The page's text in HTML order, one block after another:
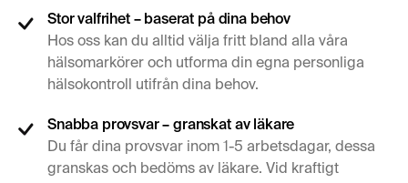
Stor valfrihet – baserat på dina behov
Hos oss kan du alltid välja fritt bland alla våra
hälsomarkörer och utforma din egna personliga
hälsokontroll utifrån dina behov.
Snabba provsvar – granskat av läkare
Du får dina provsvar inom 1-5 arbetsdagar, dessa
granskas och bedöms av läkare. Vid kraftigt